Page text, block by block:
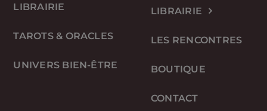
LIBRAIRIE
TAROTS & ORACLES
UNIVERS BIEN-ÊTRE
LIBRAIRIE
LES RENCONTRES
BOUTIQUE
CONTACT